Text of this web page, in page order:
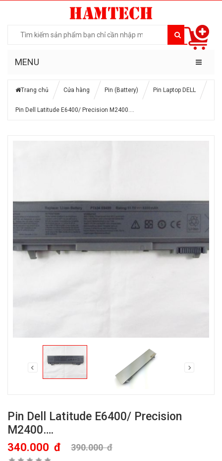
MENU
Trang chủ Cửa hàng Pin (Battery) Pin Laptop DELL
Pin Dell Latitude E6400/ Precision M2400….
Pin Dell Latitude E6400/ Precision
M2400….
340.000 đ 390.000đ